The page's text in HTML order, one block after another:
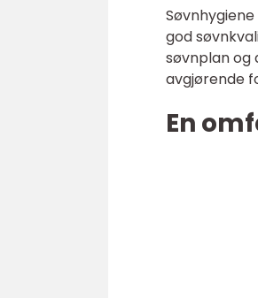
god
søvnplan og
avgjørende
En